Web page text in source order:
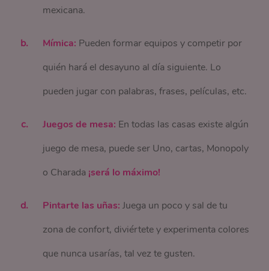
mexicana.
Mímica: Pueden formar equipos y competir por
quién hará el desayuno al día siguiente. Lo
pueden jugar con palabras, frases, películas, etc.
Juegos de mesa: En todas las casas existe algún
juego de mesa, puede ser Uno, cartas, Monopoly
o Charada ¡será lo máximo!
Pintarte las uñas: Juega un poco y sal de tu
zona de confort, diviértete y experimenta colores
que nunca usarías, tal vez te gusten.